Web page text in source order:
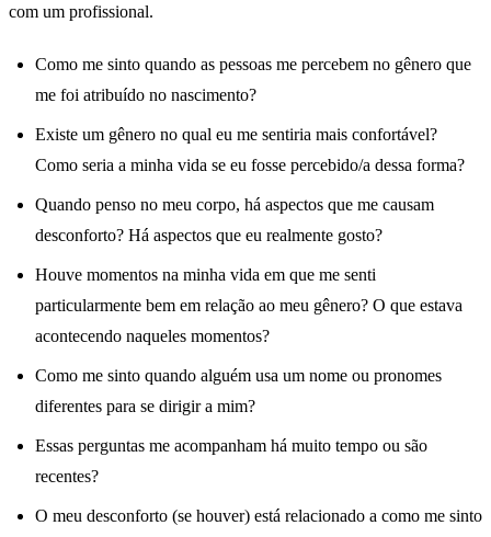
com um profissional.
Como me sinto quando as pessoas me percebem no gênero que
me foi atribuído no nascimento?
Existe um gênero no qual eu me sentiria mais confortável?
Como seria a minha vida se eu fosse percebido/a dessa forma?
Quando penso no meu corpo, há aspectos que me causam
desconforto? Há aspectos que eu realmente gosto?
Houve momentos na minha vida em que me senti
particularmente bem em relação ao meu gênero? O que estava
acontecendo naqueles momentos?
Como me sinto quando alguém usa um nome ou pronomes
diferentes para se dirigir a mim?
Essas perguntas me acompanham há muito tempo ou são
recentes?
O meu desconforto (se houver) está relacionado a como me sinto